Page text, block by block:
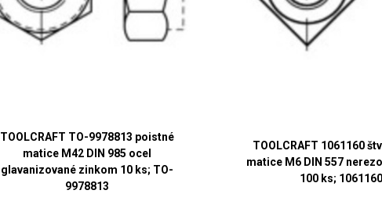
TOOLCRAFT TO-9978813 poistné
matice M42 DIN 985 ocel
glavanizované zinkom 10 ks; TO-
9978813
TOOLCRAFT 1061160
matice M6 DIN 557
100 ks; 1061160